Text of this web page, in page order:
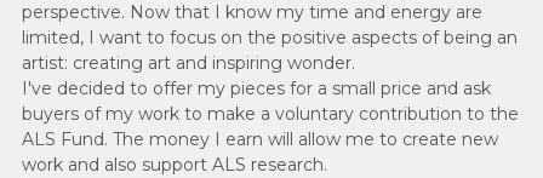
perspective. Now that I know my time and energy are
limited, I want to focus on the positive aspects of being an
artist: creating art and inspiring wonder.
I've decided to offer my pieces for a small price and ask
buyers of my work to make a voluntary contribution to the
ALS Fund. The money I earn will allow me to create new
work and also support ALS research.